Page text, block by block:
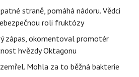
straně, pomáhá nádoru. Vědci
roli fruktózy
zápas, okomentoval promotér
hvězdy Oktagonu
Mohla za to běžná bakterie